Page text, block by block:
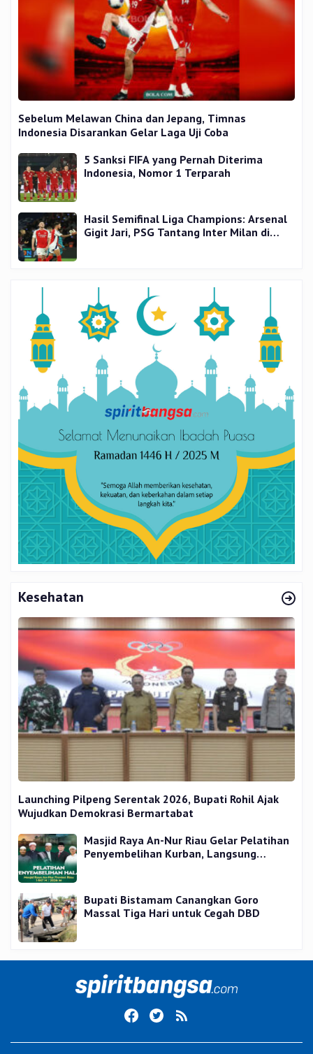
Sebelum Melawan China dan Jepang, Timnas
Indonesia Disarankan Gelar Laga Uji Coba
5 Sanksi FIFA yang Pernah Diterima
Indonesia, Nomor 1 Terparah
Hasil Semifinal Liga Champions: Arsenal
Gigit Jari, PSG Tantang Inter Milan di
Kesehatan
Launching Pilpeng Serentak 2026, Bupati Rohil Ajak
Wujudkan Demokrasi Bermartabat
Masjid Raya An-Nur Riau Gelar Pelatihan
Penyembelihan Kurban, Langsung
Bupati Bistamam Canangkan Goro
Massal Tiga Hari untuk Cegah DBD